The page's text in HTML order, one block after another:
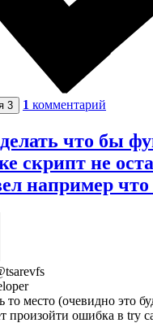
3 1 комментарий
что бы
скрипт не
например
то место (очевидно это
произойти ошибка в try